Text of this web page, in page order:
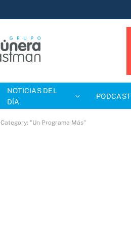
NOTICIAS DEL
DÍA
PODCAST
Category: "Un Programa Más"